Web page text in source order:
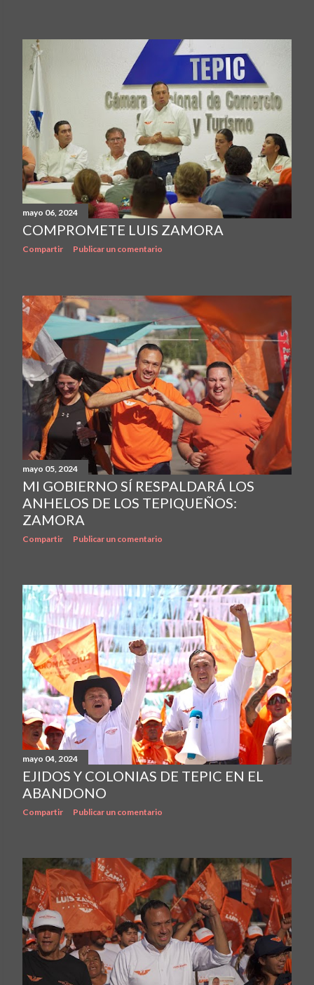
mayo 06, 2024
COMPROMETE LUIS ZAMORA
Compartir Publicar un comentario
mayo 05, 2024
MI GOBIERNO SÍ RESPALDARÁ LOS
ANHELOS DE LOS TEPIQUEÑOS:
ZAMORA
Compartir Publicar un comentario
mayo 04, 2024
EJIDOS Y COLONIAS DE TEPIC EN EL
ABANDONO
Compartir Publicar un comentario